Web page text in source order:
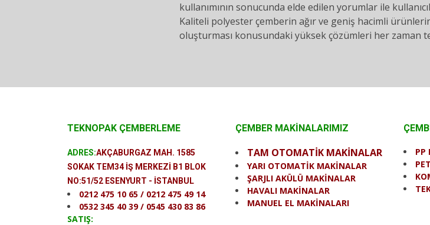
kullanımının sonucunda elde edilen yorumlar ile
Kaliteli polyester çemberin ağır ve geniş hacimli
oluşturması konusundaki yüksek çözümleri her zaman
TEKNOPAK ÇEMBERLEME
ADRES:AKÇABURGAZ MAH. 1585
SOKAK TEM34 İŞ MERKEZİ B1 BLOK
NO:51/52 ESENYURT - İSTANBUL
0212 475 10 65 / 0212 475 49 14
0532 345 40 39 / 0545 430 83 86
SATIŞ:
ÇEMBER MAKİNALARIMIZ
TAM OTOMATİK MAKİNALAR
YARI OTOMATİK MAKİNALAR
ŞARJLI AKÜLÜ MAKİNALAR
HAVALI MAKİNALAR
MANUEL EL MAKİNALARI
PP